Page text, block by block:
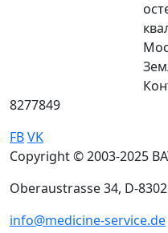
8277849
FBVK
Copyright © 2003-2025
Oberaustrasse 34, D-
info@medicine-service.de